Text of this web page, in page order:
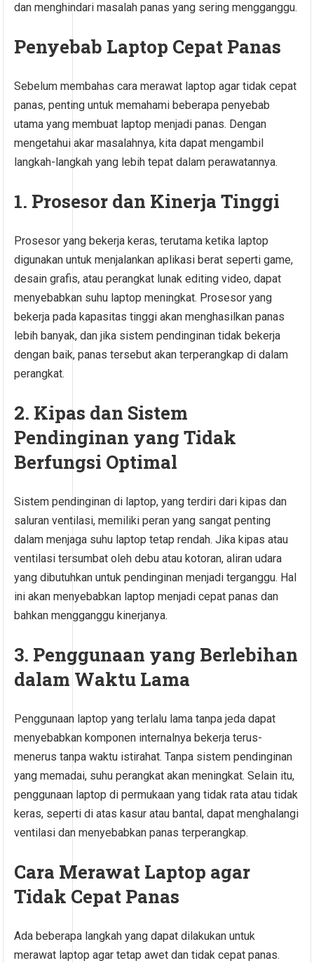
dan menghindari masalah panas yang sering mengganggu.
Penyebab Laptop Cepat Panas
Sebelum membahas cara merawat laptop agar tidak cepat
panas, penting untuk memahami beberapa penyebab
utama yang membuat laptop menjadi panas. Dengan
mengetahui akar masalahnya, kita dapat mengambil
langkah-langkah yang lebih tepat dalam perawatannya.
1. Prosesor dan Kinerja Tinggi
Prosesor yang bekerja keras, terutama ketika laptop
digunakan untuk menjalankan aplikasi berat seperti game,
desain grafis, atau perangkat lunak editing video, dapat
menyebabkan suhu laptop meningkat. Prosesor yang
bekerja pada kapasitas tinggi akan menghasilkan panas
lebih banyak, dan jika sistem pendinginan tidak bekerja
dengan baik, panas tersebut akan terperangkap di dalam
perangkat.
2. Kipas dan Sistem
Pendinginan yang Tidak
Berfungsi Optimal
Sistem pendinginan di laptop, yang terdiri dari kipas dan
saluran ventilasi, memiliki peran yang sangat penting
dalam menjaga suhu laptop tetap rendah. Jika kipas atau
ventilasi tersumbat oleh debu atau kotoran, aliran udara
yang dibutuhkan untuk pendinginan menjadi terganggu. Hal
ini akan menyebabkan laptop menjadi cepat panas dan
bahkan mengganggu kinerjanya.
3. Penggunaan yang Berlebihan
dalam Waktu Lama
Penggunaan laptop yang terlalu lama tanpa jeda dapat
menyebabkan komponen internalnya bekerja terus-
menerus tanpa waktu istirahat. Tanpa sistem pendinginan
yang memadai, suhu perangkat akan meningkat. Selain itu,
penggunaan laptop di permukaan yang tidak rata atau tidak
keras, seperti di atas kasur atau bantal, dapat menghalangi
ventilasi dan menyebabkan panas terperangkap.
Cara Merawat Laptop agar
Tidak Cepat Panas
Ada beberapa langkah yang dapat dilakukan untuk
merawat laptop agar tetap awet dan tidak cepat panas.